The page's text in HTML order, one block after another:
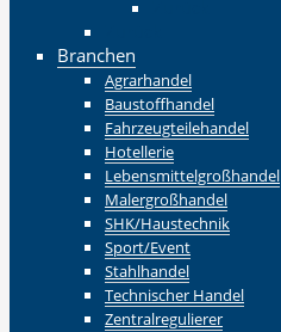
Branchen
Agrarhandel
Baustoffhandel
Fahrzeugteilehandel
Hotellerie
Lebensmittelgroßhandel
Malergroßhandel
SHK/Haustechnik
Sport/Event
Stahlhandel
Technischer Handel
Zentralregulierer